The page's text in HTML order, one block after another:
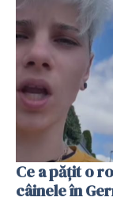
Ce a pățit o
câinele în